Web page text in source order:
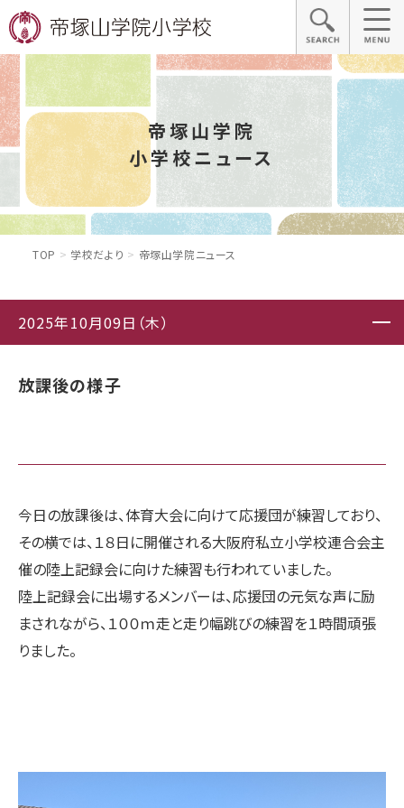
帝塚山学院
小学校ニュース
TOP 学校だより 帝塚山学院ニュース
2025年10月09日（木）
放課後の様子
今日の放課後は、体育大会に向けて応援団が練習しており、
その横では、１８日に開催される大阪府私立小学校連合会主
催の陸上記録会に向けた練習も行われていました。
陸上記録会に出場するメンバーは、応援団の元気な声に励
まされながら、１００ｍ走と走り幅跳びの練習を１時間頑張
りました。